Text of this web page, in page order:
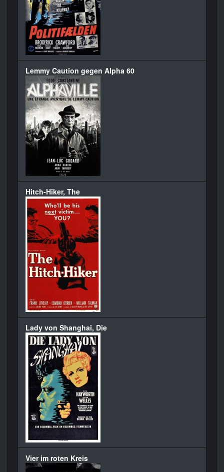
Lemmy Caution gegen Alpha 60
Hitch-Hiker, The
Lady von Shanghai, Die
Vier im roten Kreis